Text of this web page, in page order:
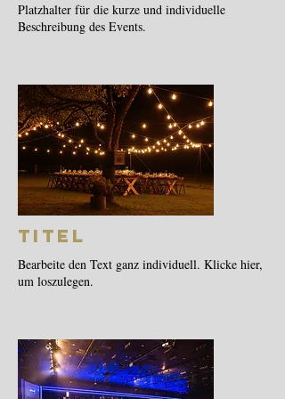
Platzhalter für die kurze und individuelle
Beschreibung des Events.
Titel
Bearbeite den Text ganz individuell. Klicke hier,
um loszulegen.